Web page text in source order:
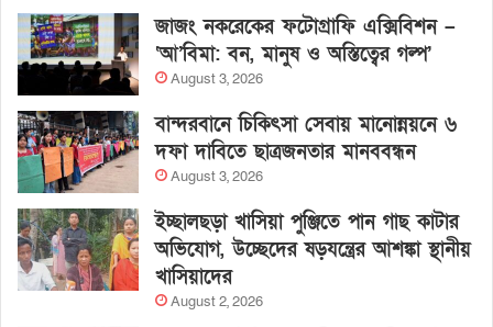
জাজং নকরেকের ফটোগ্রাফি এক্সিবিশন –
‘আ’বিমা: বন, মানুষ ও অস্তিত্বের গল্প’
August 3, 2026
বান্দরবানে চিকিৎসা সেবায় মানোন্নয়নে ৬
দফা দাবিতে ছাত্রজনতার মানববন্ধন
August 3, 2026
ইচ্ছালছড়া খাসিয়া পুঞ্জিতে পান গাছ কাটার
অভিযোগ, উচ্ছেদের ষড়যন্ত্রের আশঙ্কা স্থানীয়
খাসিয়াদের
August 2, 2026